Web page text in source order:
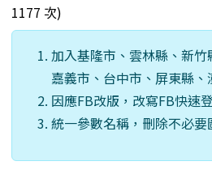
1177 次)
加入基隆市、雲林縣、新竹
嘉義市、台中市、屏東縣
因應FB改版，改寫FB快速
統一參數名稱，刪除不必要